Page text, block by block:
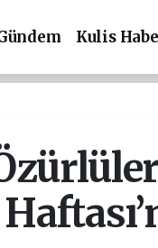
Kulis